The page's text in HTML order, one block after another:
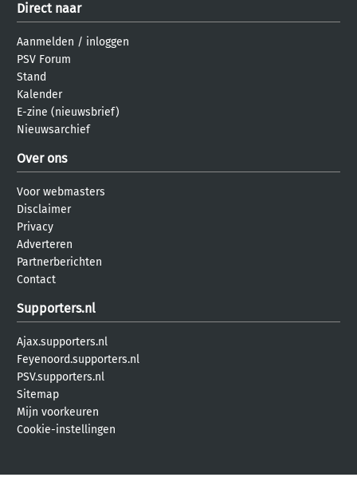
Direct naar
Aanmelden / inloggen
PSV Forum
Stand
Kalender
E-zine (nieuwsbrief)
Nieuwsarchief
Over ons
Voor webmasters
Disclaimer
Privacy
Adverteren
Partnerberichten
Contact
Supporters.nl
Ajax.supporters.nl
Feyenoord.supporters.nl
PSV.supporters.nl
Sitemap
Mijn voorkeuren
Cookie-instellingen